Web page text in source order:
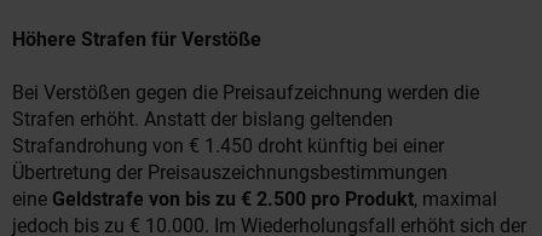
Höhere Strafen für Verstöße
Bei Verstößen gegen die Preisaufzeichnung werden die
Strafen erhöht. Anstatt der bislang geltenden
Strafandrohung von € 1.450 droht künftig bei einer
Übertretung der Preisauszeichnungsbestimmungen
eine Geldstrafe von bis zu € 2.500 pro Produkt, maximal
jedoch bis zu € 10.000. Im Wiederholungsfall erhöht sich der